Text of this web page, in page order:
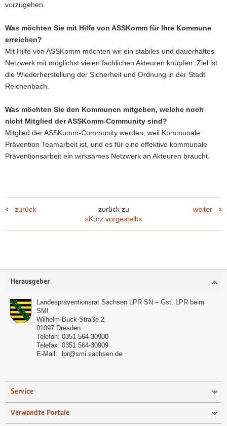
vorzugehen.
Was möchten Sie mit Hilfe von ASSKomm für Ihre Kommune
erreichen?
Mit Hilfe von ASSKomm möchten wir ein stabiles und dauerhaftes
Netzwerk mit möglichst vielen fachlichen Akteuren knüpfen. Ziel ist
die Wiederherstellung der Sicherheit und Ordnung in der Stadt
Reichenbach.
Was möchten Sie den Kommunen mitgeben, welche noch
nicht Mitglied der ASSKomm-Community sind?
Mitglied der ASSKomm-Community werden, weil Kommunale
Prävention Teamarbeit ist, und es für eine effektive kommunale
Präventionsarbeit ein wirksames Netzwerk an Akteuren braucht.
zurück
zurück zu
»Kurz vorgestellt«
weiter
Footer-
Herausgeber
Landespräventionsrat Sachsen LPR SN – Gst. LPR beim
SMI
Wilhelm-Buck-Straße 2
01097 Dresden
Telefon: 0351 564-30900
Telefax: 0351 564-30909
E-Mail:
lpr@smi.sachsen.de
Service
Verwandte Portale